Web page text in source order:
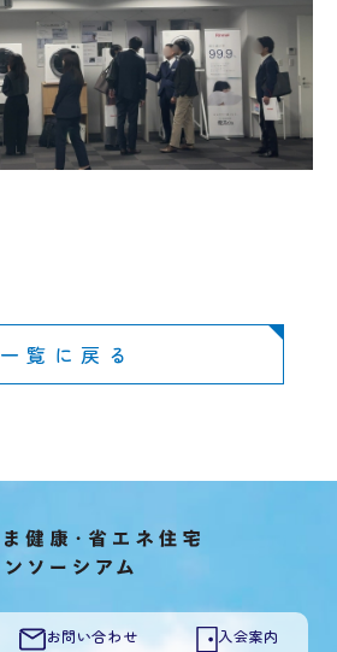
一覧に戻る
お問い合わせ 入会案内